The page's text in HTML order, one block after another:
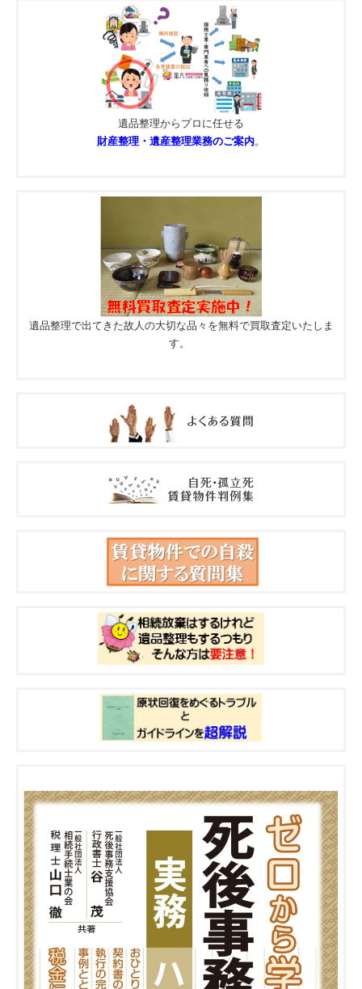
遺品整理からプロに任せる
財産整理・遺産整理業務のご案内。
遺品整理で出てきた故人の大切な品々を無料で買取査定いたしま
す。